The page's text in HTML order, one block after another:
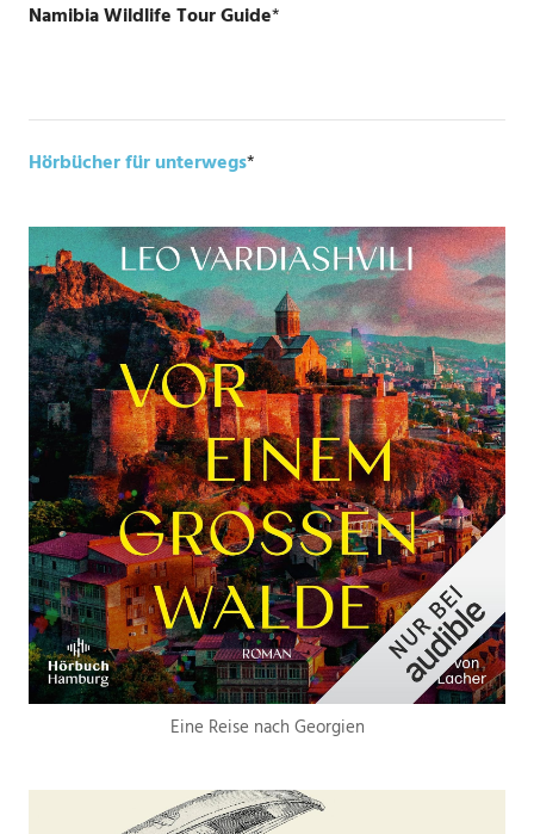
Namibia Wildlife Tour Guide*
Hörbücher für unterwegs*
Eine Reise nach Georgien